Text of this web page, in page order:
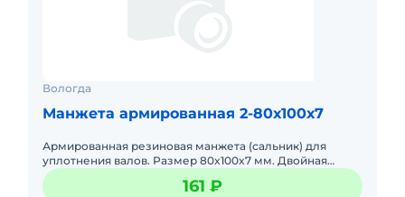
Вологда
Манжета армированная 2-80х100х7
Армированная резиновая манжета (сальник) для
уплотнения валов. Размер 80x100x7 мм. Двойная
кромка, предотвращает утечку масла. Работает в
агрессивных средах.
161 ₽